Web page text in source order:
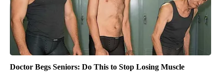
Doctor Begs Seniors: Do This to Stop Losing Muscle